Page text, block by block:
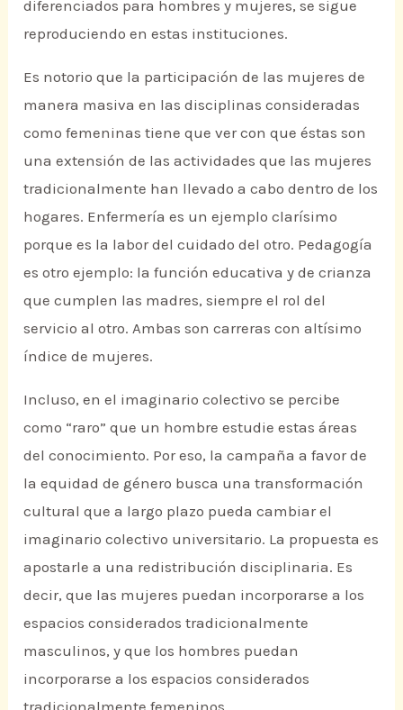
diferenciados para hombres y mujeres, se sigue
reproduciendo en estas instituciones.
Es notorio que la participación de las mujeres de
manera masiva en las disciplinas consideradas
como femeninas tiene que ver con que éstas son
una extensión de las actividades que las mujeres
tradicionalmente han llevado a cabo dentro de los
hogares. Enfermería es un ejemplo clarísimo
porque es la labor del cuidado del otro. Pedagogía
es otro ejemplo: la función educativa y de crianza
que cumplen las madres, siempre el rol del
servicio al otro. Ambas son carreras con altísimo
índice de mujeres.
Incluso, en el imaginario colectivo se percibe
como “raro” que un hombre estudie estas áreas
del conocimiento. Por eso, la campaña a favor de
la equidad de género busca una transformación
cultural que a largo plazo pueda cambiar el
imaginario colectivo universitario. La propuesta es
apostarle a una redistribución disciplinaria. Es
decir, que las mujeres puedan incorporarse a los
espacios considerados tradicionalmente
masculinos, y que los hombres puedan
incorporarse a los espacios considerados
tradicionalmente femeninos.